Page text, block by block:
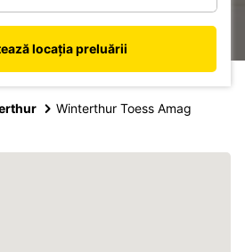
locația preluării
Winterthur Toess Amag